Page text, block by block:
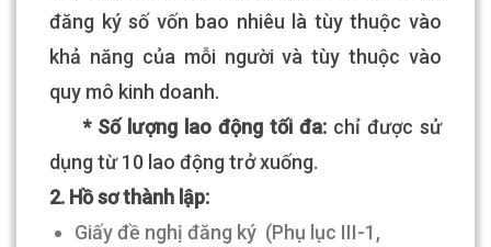
đăng ký số vốn bao nhiêu là tùy thuộc vào
khả năng của mỗi người và tùy thuộc vào
quy mô kinh doanh.
* Số lượng lao động tối đa:chỉ được sử
dụng từ 10 lao động trở xuống.
2. Hồ sơ thành lập:
Giấy đề nghị đăng ký (Phụ lục III-1,